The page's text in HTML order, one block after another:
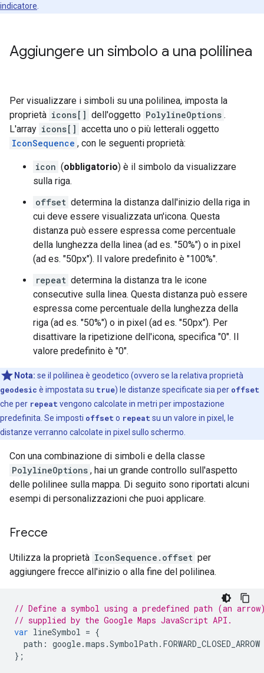
indicatore.
Aggiungere un simbolo a una polilinea
Per visualizzare i simboli su una polilinea, imposta la
proprietà icons[] dell'oggetto PolylineOptions .
L'array icons[]
accetta uno o più letterali oggetto
IconSequence , con le seguenti proprietà:
icon (obbligatorio) è il simbolo da visualizzare
sulla riga.
offset determina la distanza dall'inizio della riga in
cui deve essere visualizzata un'icona. Questa
distanza può essere espressa come percentuale
della lunghezza della linea (ad es. "50%") o in pixel
(ad es. "50px"). Il valore predefinito è "100%".
repeat determina la distanza tra le icone
consecutive sulla linea. Questa distanza può essere
espressa come percentuale della lunghezza della
riga (ad es. "50%") o in pixel (ad es. "50px"). Per
disattivare la ripetizione dell'icona, specifica "0". Il
valore predefinito è "0".
Nota: se il polilinea è geodetico (ovvero se la relativa proprietà
geodesic è impostata su true) le distanze specificate sia per offset
che per repeatvengono calcolate in metri per impostazione
predefinita. Se imposti offseto repeatsu un valore in pixel, le
distanze verranno calcolate in pixel sullo schermo.
Con una combinazione di simboli e della classe
PolylineOptions , hai un grande controllo sull'aspetto
delle polilinee sulla mappa. Di seguito sono riportati alcuni
esempi di personalizzazioni che puoi applicare.
Frecce
Utilizza la proprietà IconSequence.offset per
aggiungere frecce all'inizio o alla fine del polilinea.
// Define a symbol using a predefined path (an
// supplied by the Google Maps JavaScript API.
var lineSymbol = {
path : google.maps .SymbolPath . FORWARD_CLOSED_ARROW
};